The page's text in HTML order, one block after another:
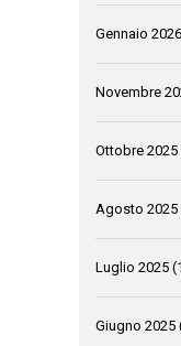
Gennaio 2026
Novembre
Ottobre 2025
Agosto 2025
Luglio 2025
Giugno 2025